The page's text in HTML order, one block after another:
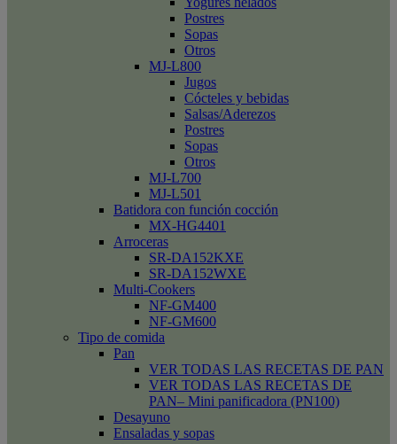
Postres
Sopas
Otros
MJ-L800
Jugos
Cócteles y bebidas
Salsas/Aderezos
Postres
Sopas
Otros
MJ-L700
MJ-L501
Batidora con función cocción
MX-HG4401
Arroceras
SR-DA152KXE
SR-DA152WXE
Multi-Cookers
NF-GM400
NF-GM600
Tipo de comida
Pan
VER TODAS LAS RECETAS DE PAN
VER TODAS LAS RECETAS DE
PAN– Mini panificadora (PN100)
Desayuno
Ensaladas y sopas